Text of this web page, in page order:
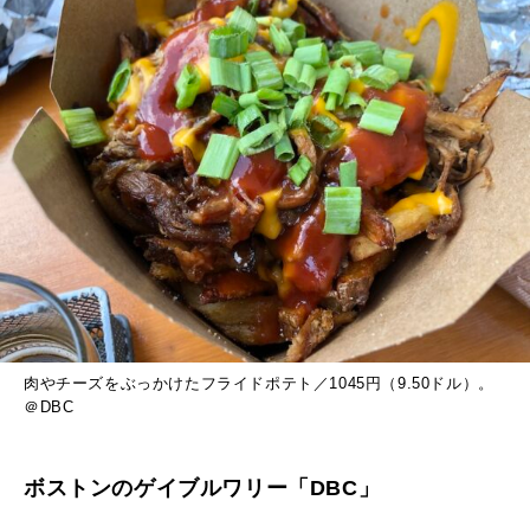
肉やチーズをぶっかけたフライドポテト／1045円（9.50ドル）。
＠DBC
ボストンのゲイブルワリー「DBC」